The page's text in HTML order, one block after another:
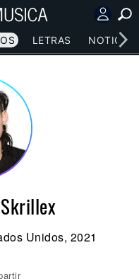
LETRAS NOTICIAS
Unidos, 2021